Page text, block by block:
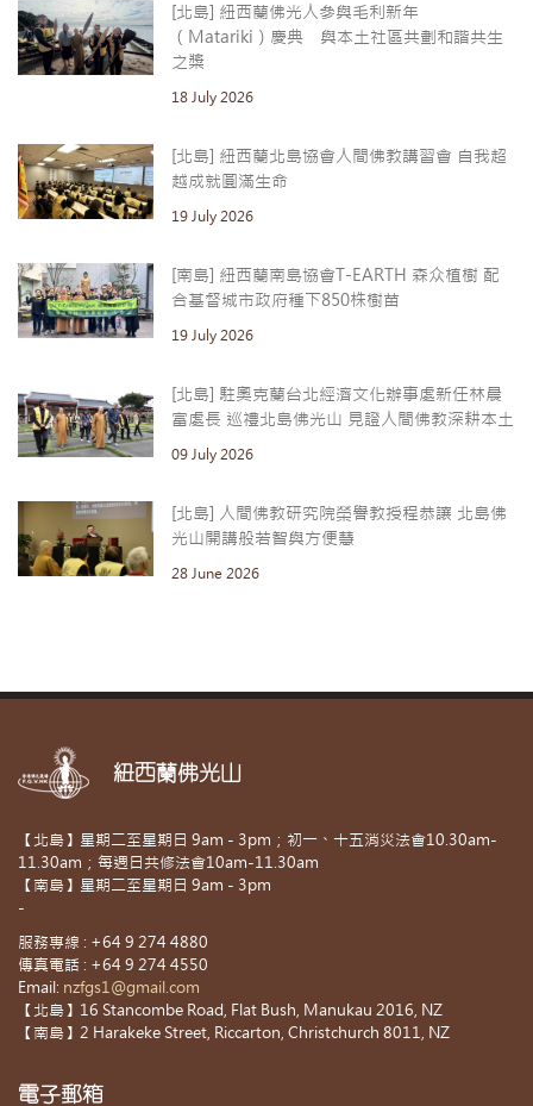
[北島] 紐西蘭佛光人參與毛利新年
（Matariki）慶典 與本土社區共劃和諧共生
之槳
18 July 2026
[北島] 紐西蘭北島協會人間佛教講習會 自我超
越成就圓滿生命
19 July 2026
[南島] 紐西蘭南島協會T-EARTH 森众植樹 配
合基督城市政府種下850株樹苗
19 July 2026
[北島] 駐奧克蘭台北經濟文化辦事處新任林晨
富處長 巡禮北島佛光山 見證人間佛教深耕本土
09 July 2026
[北島] 人間佛教研究院榮譽教授程恭讓 北島佛
光山開講般若智與方便慧
28 June 2026
紐西蘭佛光山
【北島】星期二至星期日 9am - 3pm；初一、十五消災法會10.30am-
11.30am；每週日共修法會10am-11.30am
【南島】星期二至星期日 9am - 3pm
-
服務專線 : +64 9 274 4880
傳真電話 : +64 9 274 4550
Email: nzfgs1@gmail.com
【北島】16 Stancombe Road, Flat Bush, Manukau 2016, NZ
【南島】2 Harakeke Street, Riccarton, Christchurch 8011, NZ
電子郵箱